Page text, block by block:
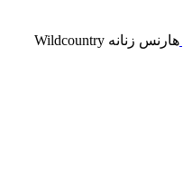
هارنس زنانه Wildcountry